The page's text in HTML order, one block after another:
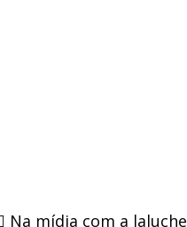
Na mídia com a laluche